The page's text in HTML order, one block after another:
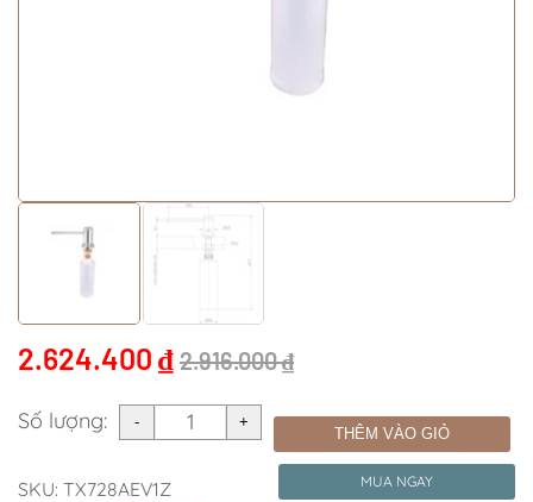
2.624.400 ₫ 2.916.000₫
Số lượng: THÊM VÀO GIỎ
MUA NGAY
SKU: TX728AEV1Z